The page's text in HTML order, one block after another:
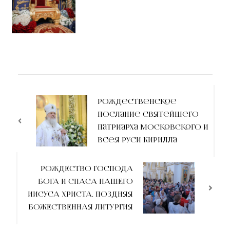
Рождественское
послание Святейшего
Патриарха Московского и
всея Руси Кирилла
РОЖДЕСТВО ГОСПОДА
БОГА И СПАСА НАШЕГО
ИИСУСА ХРИСТА. ПОЗДНЯЯ
БОЖЕСТВЕННАЯ ЛИТУРГИЯ